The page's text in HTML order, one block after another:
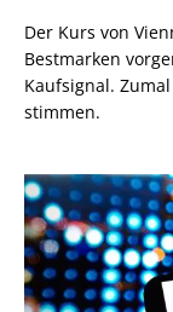
Der Kurs von
Bestmarken
Kaufsignal.
stimmen.